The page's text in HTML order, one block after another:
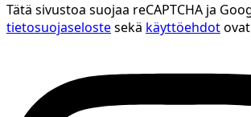
Tätä sivustoa suojaa reCAPTCHA ja
tietosuojaselostesekä käyttöehdot